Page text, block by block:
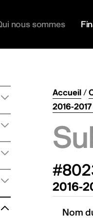
nous sommes
Accueil/
2016-2017
2016-
Nom